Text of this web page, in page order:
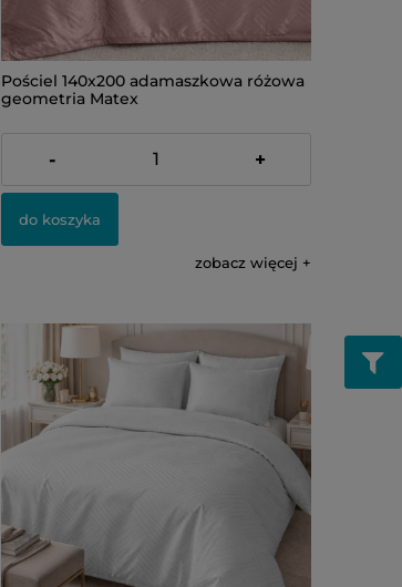
Pościel 140x200 adamaszkowa różowa
geometria Matex
189,00 zł
- +
do koszyka
zobacz więcej